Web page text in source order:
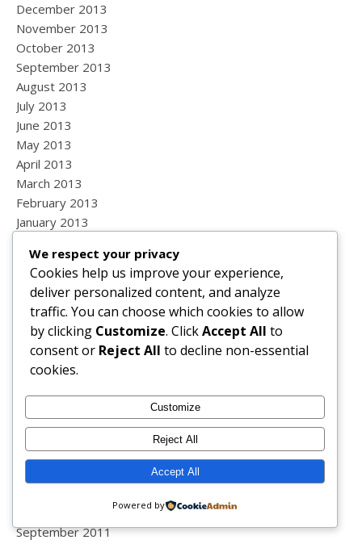
December 2013
November 2013
October 2013
September 2013
August 2013
July 2013
June 2013
May 2013
April 2013
March 2013
February 2013
January 2013
November 2012
October 2012
September 2012
August 2012
July 2012
June 2012
May 2012
April 2012
March 2012
January 2012
September 2011
We respect your privacy
Cookies help us improve your experience,
deliver personalized content, and analyze
traffic. You can choose which cookies to allow
by clicking Customize. ClickAccept All to
consent or Reject All to decline non-essential
cookies.
Customize
Reject All
Accept All
Powered by